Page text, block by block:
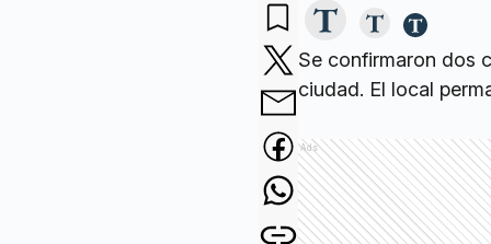
Se confirmaron dos
ciudad. El local
Ads